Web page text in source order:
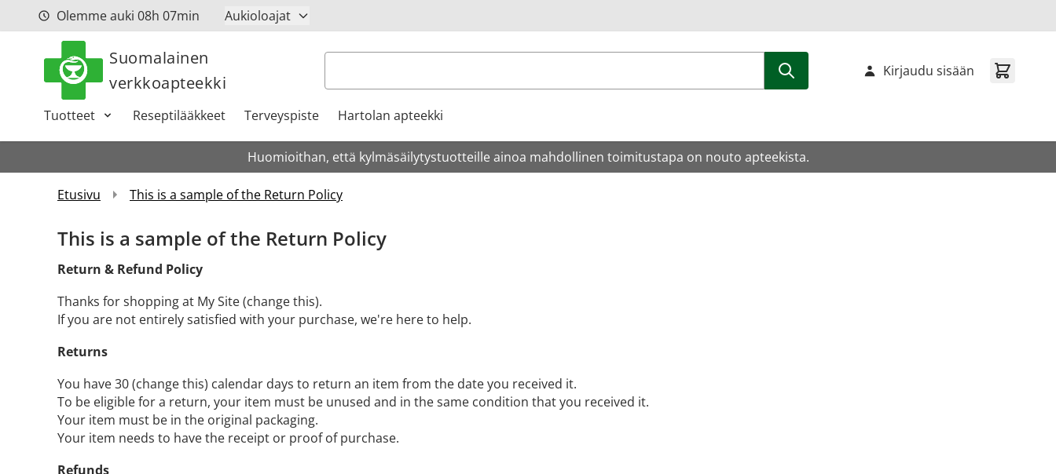
Siirry sisältöönOlemme auki 08h 07min Aukioloajat
Suomalainen
verkkoapteekki
Haku
Tuotteet Reseptilääkkeet Terveyspiste Hartolan apteekki
Kirjaudu sisään
Huomioithan, että kylmäsäilytystuotteille ainoa mahdollinen toimitustapa on nouto apteekista.
Etusivu This is a sample of the Return Policy
This is a sample of the Return Policy
Return & Refund Policy
Thanks for shopping at My Site (change this).
If you are not entirely satisfied with your purchase, we're here to help.
Returns
You have 30 (change this) calendar days to return an item from the date you received it.
To be eligible for a return, your item must be unused and in the same condition that you received it.
Your item must be in the original packaging.
Your item needs to have the receipt or proof of purchase.
Refunds